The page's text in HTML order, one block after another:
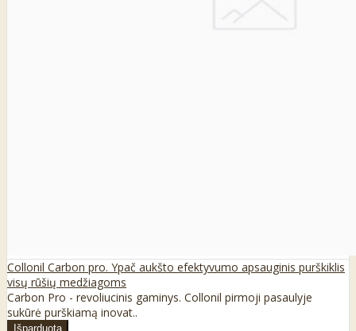
Collonil Carbon pro. Ypač aukšto efektyvumo apsauginis purškiklis
visų rūšių medžiagoms
Carbon Pro - revoliucinis gaminys. Collonil pirmoji pasaulyje
sukūrė purškiamą inovat..